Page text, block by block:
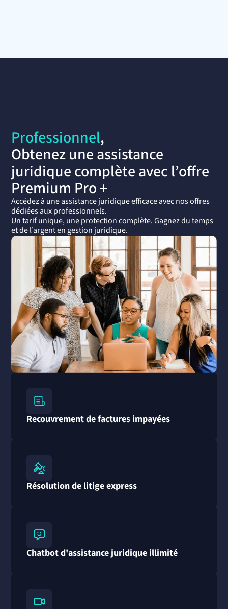
Professionnel,
Obtenez une assistance
juridique complète avec l’offre
Premium Pro +
Accédez à une assistance juridique efficace avec nos offres
dédiées aux professionnels.
Un tarif unique, une protection complète. Gagnez du temps
et de l’argent en gestion juridique.
Recouvrement de factures impayées
Résolution de litige express
Chatbot d'assistance juridique illimité